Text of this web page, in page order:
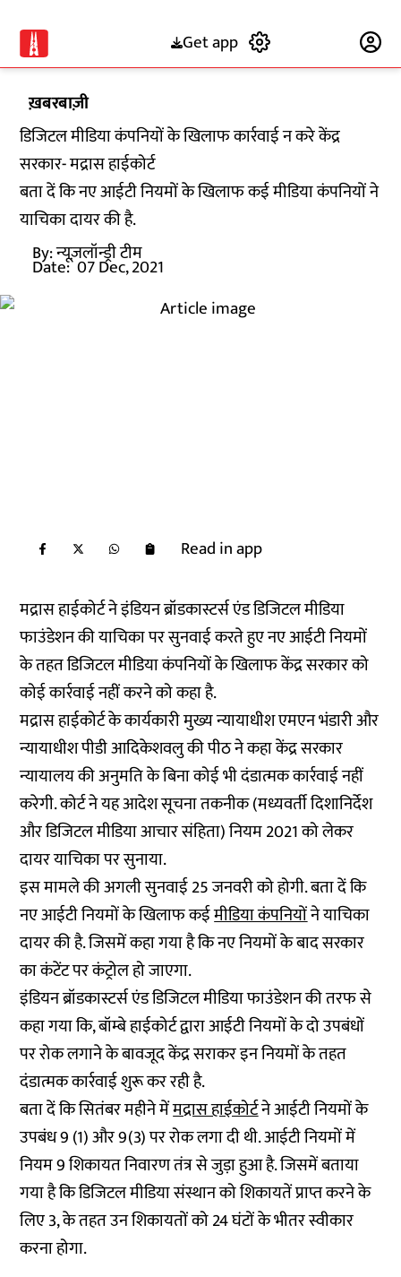
Get app
ख़बरबाज़ी
डिजिटल मीडिया कंपनियों के खिलाफ कार्रवाई न करे केंद्र
सरकार- मद्रास हाईकोर्ट
बता दें कि नए आईटी नियमों के खिलाफ कई मीडिया कंपनियों ने
याचिका दायर की है.
By:न्यूज़लॉन्ड्री टीम
Date: 07 Dec, 2021
Read in app
मद्रास हाईकोर्ट ने इंडियन ब्रॉडकास्टर्स एंड डिजिटल मीडिया
फाउंडेशन की याचिका पर सुनवाई करते हुए नए आईटी नियमों
के तहत डिजिटल मीडिया कंपनियों के खिलाफ केंद्र सरकार को
कोई कार्रवाई नहीं करने को कहा है.
मद्रास हाईकोर्ट के कार्यकारी मुख्य न्यायाधीश एमएन भंडारी और
न्यायाधीश पीडी आदिकेशवलु की पीठ ने कहा केंद्र सरकार
न्यायालय की अनुमति के बिना कोई भी दंडात्मक कार्रवाई नहीं
करेगी. कोर्ट ने यह आदेश सूचना तकनीक (मध्यवर्ती दिशानिर्देश
और डिजिटल मीडिया आचार संहिता) नियम 2021 को लेकर
दायर याचिका पर सुनाया.
इस मामले की अगली सुनवाई 25 जनवरी को होगी. बता दें कि
नए आईटी नियमों के खिलाफ कईमीडिया कंपनियोंने याचिका
दायर की है. जिसमें कहा गया है कि नए नियमों के बाद सरकार
का कंटेंट पर कंट्रोल हो जाएगा.
इंडियन ब्रॉडकास्टर्स एंड डिजिटल मीडिया फाउंडेशन की तरफ से
कहा गया कि, बॉम्बे हाईकोर्ट द्वारा आईटी नियमों के दो उपबंधों
पर रोक लगाने के बावजूद केंद्र सराकर इन नियमों के तहत
दंडात्मक कार्रवाई शुरू कर रही है.
बता दें कि सितंबर महीने मेंमद्रास हाईकोर्टने आईटी नियमों के
उपबंध 9 (1) और 9(3) पर रोक लगा दी थी. आईटी नियमों में
नियम 9 शिकायत निवारण तंत्र से जुड़ा हुआ है. जिसमें बताया
गया है कि डिजिटल मीडिया संस्थान को शिकायतें प्राप्त करने के
लिए 3, के तहत उन शिकायतों को 24 घंटों के भीतर स्वीकार
करना होगा.